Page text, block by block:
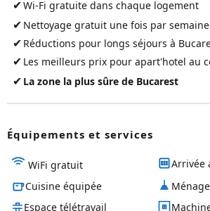
✔Wi-Fi gratuite dans chaque logement
✔ Nettoyage gratuit une fois par semaine
✔ Réductions pour longs séjours à
✔ Les meilleurs prix pour apart'hotel au
✔ La zone la plus sûre de Bucarest
Équipements et services
WiFi gratuit
Arrivée
Cuisine équipée
Espace télétravail